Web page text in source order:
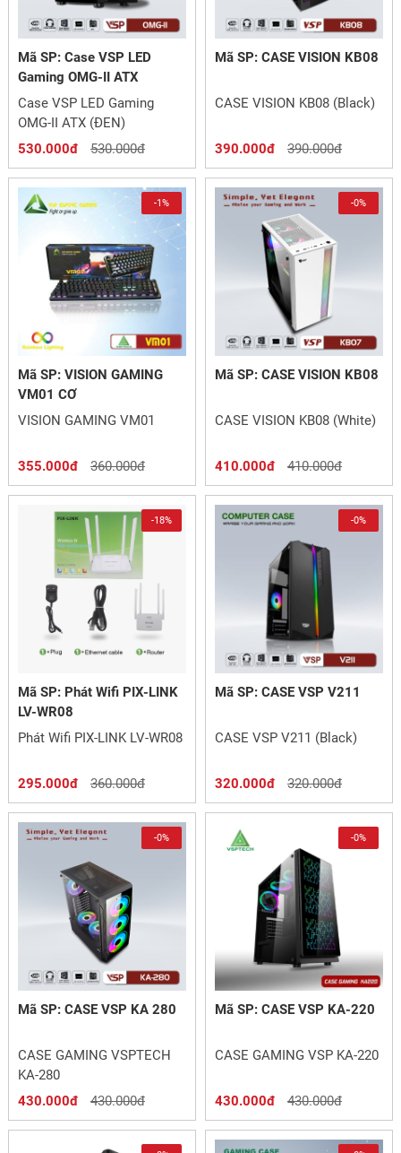
Mã SP: Case VSP LED
Gaming OMG-II ATX
Case VSP LED Gaming
OMG-II ATX (ĐEN)
530.000đ
530.000đ
Mã SP: CASE VISION KB08
CASE VISION KB08 (Black)
390.000đ 390.000đ
-1%
Mã SP: VISION GAMING
VM01 CƠ
VISION GAMING VM01
355.000đ 360.000đ
-0%
Mã SP: CASE VISION KB08
CASE VISION KB08 (White)
410.000đ 410.000đ
-18%
Mã SP: Phát Wifi PIX-LINK
LV-WR08
Phát Wifi PIX-LINK LV-WR08
295.000đ 360.000đ
-0%
Mã SP: CASE VSP V211
CASE VSP V211 (Black)
320.000đ 320.000đ
-0%
Mã SP: CASE VSP KA 280
CASE GAMING VSPTECH
KA-280
430.000đ
430.000đ
-0%
Mã SP: CASE VSP KA-220
CASE GAMING VSP KA-220
430.000đ 430.000đ